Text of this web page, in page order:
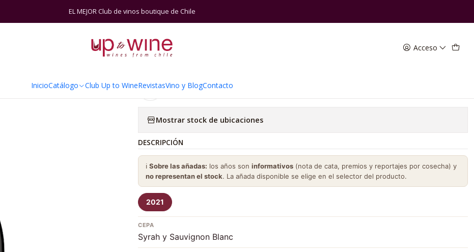
Acceso
InicioCatálogo Club Up to WineRevistasVino y BlogContacto
EL MEJOR Club de vinos boutique de Chile
Catálogo Viñas Testaruda Testaruda Distinto
|
Testaruda Distinto
Agregar a la lista de favoritos
Mostrar stock de ubicaciones
DESCRIPCIÓN
ℹ️ Sobre las añadas: los años son informativos (nota de cata, premios y reportajes por cosecha) y
no representan el stock. La añada disponible se elige en el selector del producto.
2021
CEPA
Syrah y Sauvignon Blanc